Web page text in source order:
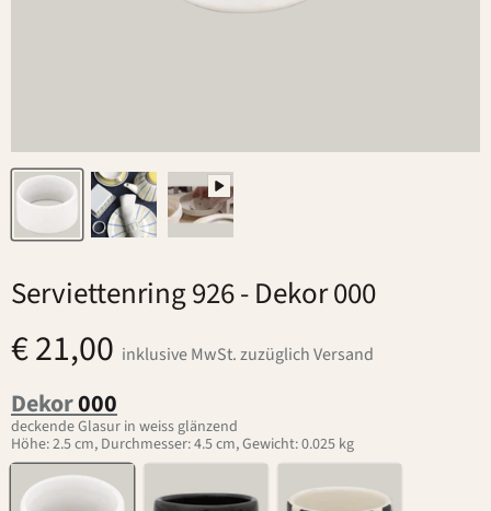
Serviettenring 926- Dekor 000
€ 21,00 inklusive MwSt. zuzüglich Versand
Dekor000
deckende Glasur in weiss glänzend
Höhe: 2.5 cm, Durchmesser: 4.5 cm, Gewicht: 0.025 kg